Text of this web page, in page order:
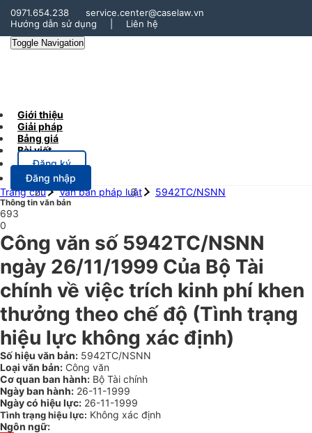
0971.654.238
service.center@caselaw.vn
Hướng dẫn sử dụng
Liên hệ
Toggle Navigation
Giới thiệu
Giải pháp
Bảng giá
Bài viết
Đăng ký
Đăng nhập
Trang chủ
Văn bản pháp luật 5942TC/NSNN
Thông tin văn bản
693
0
Công văn số 5942TC/NSNN
ngày 26/11/1999 Của Bộ Tài
chính về việc trích kinh phí khen
thưởng theo chế độ (Tình trạng
hiệu lực không xác định)
Số hiệu văn bản: 5942TC/NSNN
Loại văn bản: Công văn
Cơ quan ban hành: Bộ Tài chính
Ngày ban hành: 26-11-1999
Ngày có hiệu lực: 26-11-1999
Tình trạng hiệu lực: Không xác định
Ngôn ngữ: